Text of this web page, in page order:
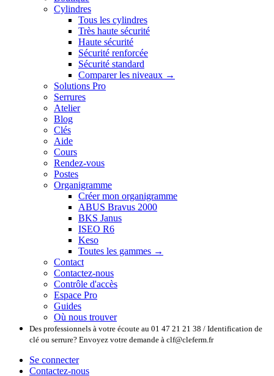
Cylindres
Tous les cylindres
Très haute sécurité
Haute sécurité
Sécurité renforcée
Sécurité standard
Comparer les niveaux →
Solutions Pro
Serrures
Atelier
Blog
Clés
Aide
Cours
Rendez-vous
Postes
Organigramme
Créer mon organigramme
ABUS Bravus 2000
BKS Janus
ISEO R6
Keso
Toutes les gammes →
Contact
Contactez-nous
Contrôle d'accès
Espace Pro
Guides
Où nous trouver
Des professionnels à votre écoute au 01 47 21 21 38 / Identification de
clé ou serrure? Envoyez votre demande à clf@cleferm.fr
Se connecter
Contactez-nous